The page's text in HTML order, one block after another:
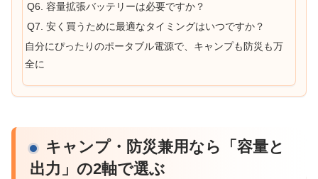
Q6. 容量拡張バッテリーは必要ですか？
Q7. 安く買うために最適なタイミングはいつですか？
自分にぴったりのポータブル電源で、キャンプも防災も万
全に
キャンプ・防災兼用なら「容量と
出力」の2軸で選ぶ